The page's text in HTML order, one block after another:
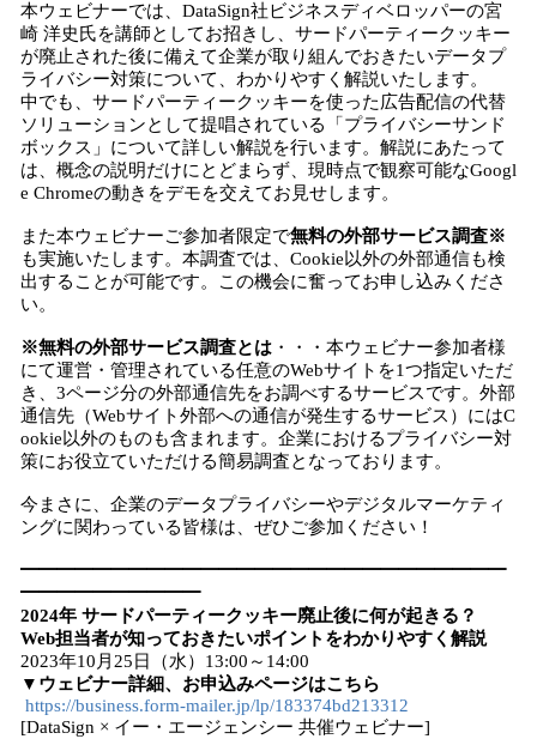
本ウェビナーでは、DataSign社ビジネスディベロッパーの宮
崎 洋史氏を講師としてお招きし、サードパーティークッキー
が廃止された後に備えて企業が取り組んでおきたいデータプ
ライバシー対策について、わかりやすく解説いたします。
中でも、サードパーティークッキーを使った広告配信の代替
ソリューションとして提唱されている「プライバシーサンド
ボックス」について詳しい解説を行います。解説にあたって
は、概念の説明だけにとどまらず、現時点で観察可能なGoogl
e Chromeの動きをデモを交えてお見せします。
また本ウェビナーご参加者限定で無料の外部サービス調査※
も実施いたします。本調査では、Cookie以外の外部通信も検
出することが可能です。この機会に奮ってお申し込みくださ
い。
※無料の外部サービス調査とは ・・・本ウェビナー参加者様
にて運営・管理されている任意のWebサイトを1つ指定いただ
き、3ページ分の外部通信先をお調べするサービスです。外部
通信先（Webサイト外部への通信が発生するサービス）にはC
ookie以外のものも含まれます。企業におけるプライバシー対
策にお役立ていただける簡易調査となっております。
今まさに、企業のデータプライバシーやデジタルマーケティ
ングに関わっている皆様は、ぜひご参加ください！
━━━━━━━━━━━━━━━━━━━━━━━━━━━
━━━━━━━━━━
2024年 サードパーティークッキー廃止後に何が起きる？
Web担当者が知っておきたいポイントをわかりやすく解説
2023年10月25日（水）13:00～14:00
▼ウェビナー詳細、お申込みページはこちら
https://business.form-mailer.jp/lp/183374bd213312
[DataSign × イー・エージェンシー 共催ウェビナー]